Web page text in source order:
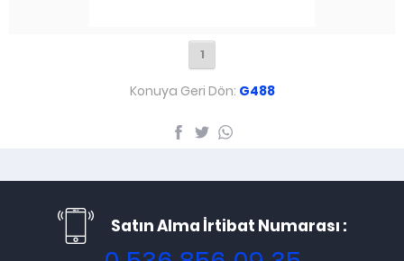
1
Konuya Geri Dön: G488
Satın Alma İrtibat Numarası :